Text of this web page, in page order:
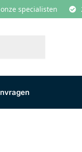
specialisten